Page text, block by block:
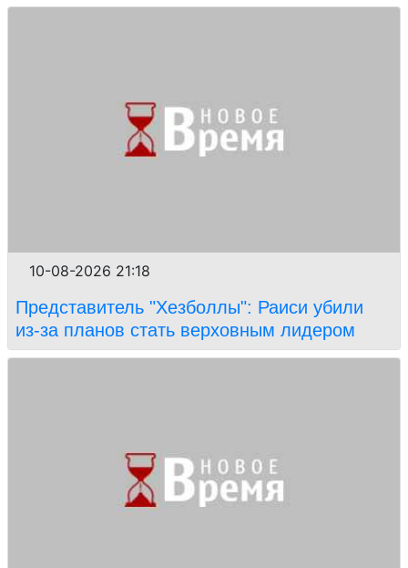
10-08-2026 21:18
Представитель "Хезболлы": Раиси убили
из-за планов стать верховным лидером